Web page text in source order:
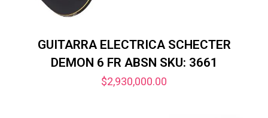
GUITARRA ELECTRICA SCHECTER
DEMON 6 FR ABSN SKU: 3661
$2,930,000.00